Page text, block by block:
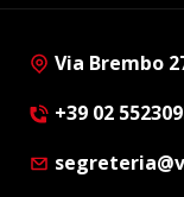
Via Brembo
+39 02